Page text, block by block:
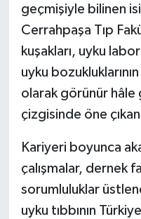
geçmişiyle bilinen
Cerrahpaşa Tıp
kuşakları, uyku
uyku
olarak görünür hâle
çizgisinde öne çıkan
Kariyeri boyunca
çalışmalar, dernek
sorumluluklar
uyku tıbbının